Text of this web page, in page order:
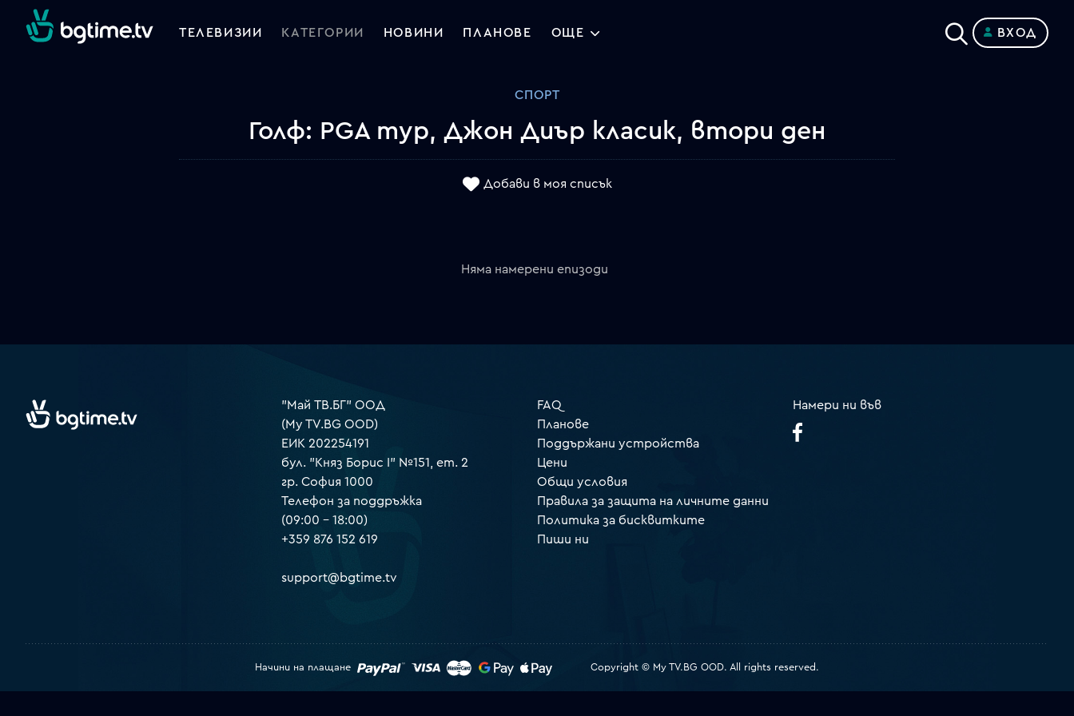
ТЕЛЕВИЗИИ КАТЕГОРИИ НОВИНИ ПЛАНОВЕ ОЩЕ ВХОД
СПОРТ
Голф: PGA тур, Джон Диър класик, втори ден
Добави в моя списък
Няма намерени епизоди
"Май ТВ.БГ" ООД
(My TV.BG OOD)
ЕИК 202254191
бул. "Княз Борис I" №151, ет. 2
гр. София 1000
Телефон за поддръжка
(09:00 – 18:00)
+359 876 152 619
support@bgtime.tv
FAQ
Планове
Поддържани устройства
Цени
Общи условия
Правила за защита на личните данни
Политика за бисквитките
Пиши ни
Намери ни във
Начини на плащане Copyright © My TV.BG OOD. All rights reserved.